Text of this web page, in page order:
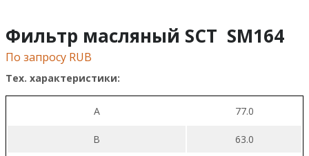
Фильтр масляный SCT SM164
По запросу RUB
Тех. характеристики:
A 77.0
B 63.0